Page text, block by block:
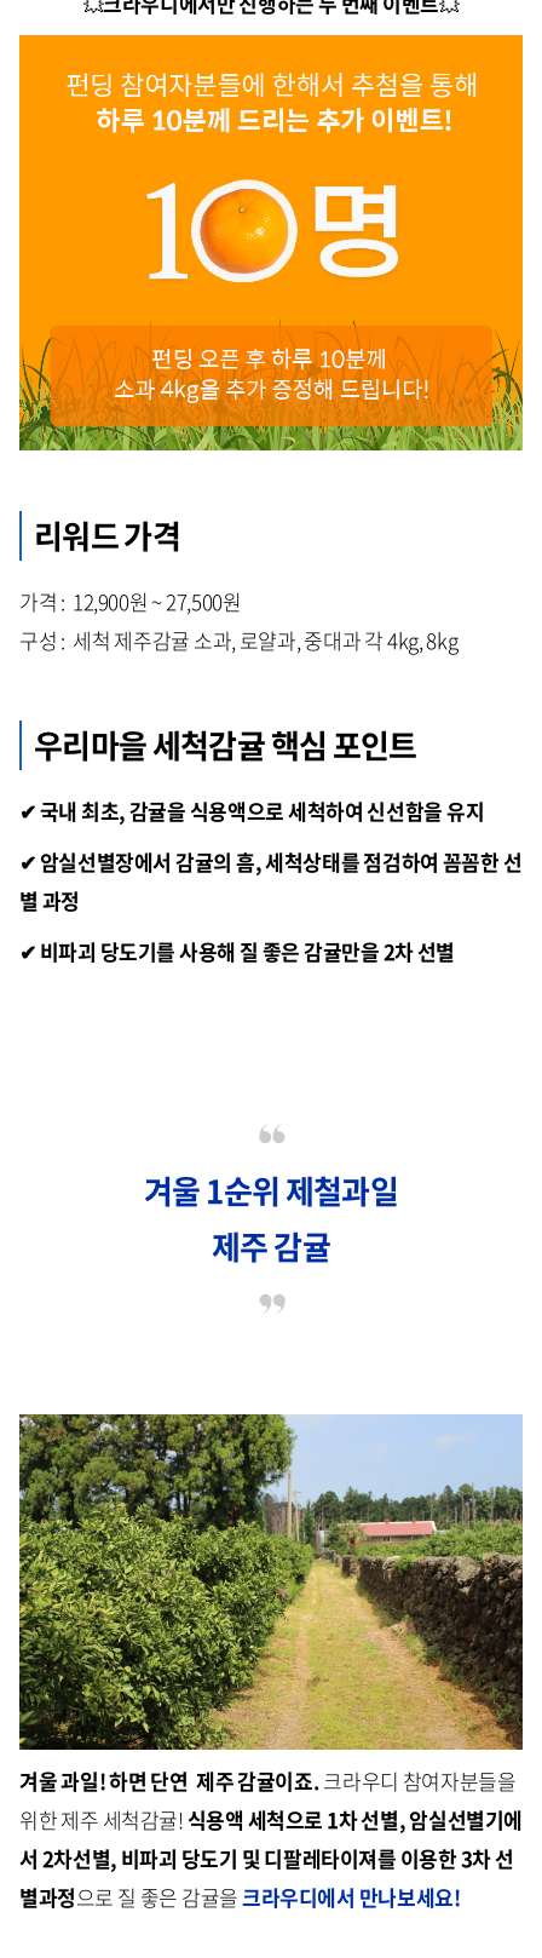
리워드 가격
가격 : 12,900원 ~ 27,500원
구성 : 세척 제주감귤 소과, 로얄과, 중대과 각 4kg, 8kg
우리마을 세척감귤 핵심 포인트
✔ 국내 최초, 감귤을 식용액으로 세척하여 신선함을 유지
✔ 암실선별장에서 감귤의 흠, 세척상태를 점검하여 꼼꼼한 선
별 과정
✔ 비파괴 당도기를 사용해 질 좋은 감귤만을 2차 선별
겨울 1순위 제철과일
제주 감귤
겨울 과일! 하면 단연 제주 감귤이죠.크라우디 참여자분들을
위한 제주 세척감귤! 식용액 세척으로 1차 선별, 암실선별기에
서 2차선별, 비파괴 당도기 및 디팔레타이져를 이용한 3차 선
별과정으로 질 좋은 감귤을크라우디에서 만나보세요!